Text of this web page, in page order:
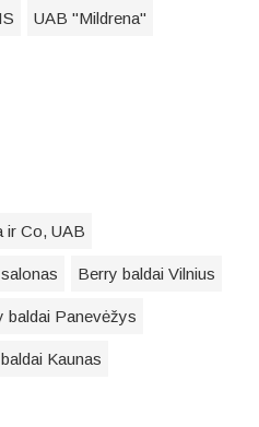
UAB "Mildrena"
ir Co, UAB
Berry baldai Vilnius
baldai Panevėžys
Kaunas